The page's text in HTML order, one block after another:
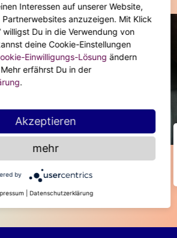
So verbessert dein
die Welt
Interessen auf unserer Website,
Partnerwebsites anzuzeigen. Mit Klick
willigst Du in die Verwendung von
deine Cookie-Einstellungen
Einwilligungs-Lösung ändern
erfährst Du in der
.
Akzeptieren
mehr
by
Datenschutzerklärung